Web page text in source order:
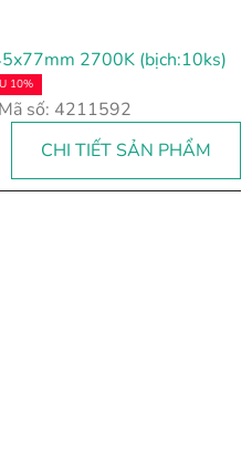
2700K (bịch:10ks)
10%
Mã số: 4211592
CHI TIẾT SẢN PHẨM